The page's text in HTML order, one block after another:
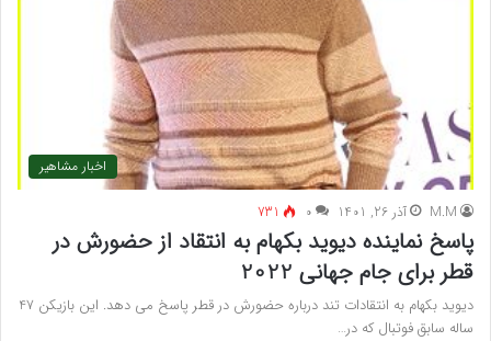
اخبار مشاهیر
M.M آذر 26, 1401 ۰ 731
پاسخ نماینده دیوید بکهام به انتقاد از حضورش در
قطر برای جام جهانی 2022
دیوید بکهام به انتقادات تند درباره حضورش در قطر پاسخ می دهد. این بازیکن 47
ساله سابق فوتبال که در…